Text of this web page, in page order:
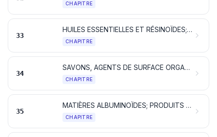
CHAPITRE
33
HUILES ESSENTIELLES ET RÉSINOÏDES; PRODUITS DE PARFUMERIE OU DE TOILETTE PRÉPARÉS ET PRÉPARATIONS COSMÉTIQUES
CHAPITRE
34
SAVONS, AGENTS DE SURFACE ORGANIQUES, PRÉPARATIONS POUR LESSIVES, PRÉPARATIONS LUBRIFIANTES, CIRES ARTIFICIELLES, CIRES PRÉPARÉES, PRODUITS D'ENTRETIEN, BOUGIES ET ARTICLES SIMILAIRES, PÂTES À MODELER, «CIRES POUR L'ART DENTAIRE» ET COMPOSITIONS POUR L'ART DENTAIRE À BASE DE PLÂTRE
CHAPITRE
35
MATIÈRES ALBUMINOÏDES; PRODUITS À BASE D'AMIDONS OU DE FÉCULES MODIFIÉS; COLLES; ENZYMES
CHAPITRE